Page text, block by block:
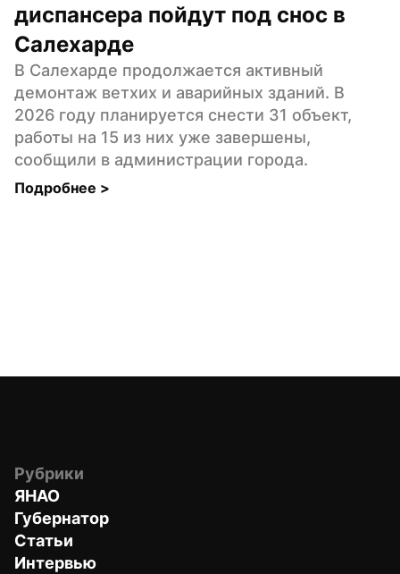
диспансера пойдут под снос в
Салехарде
В Салехарде продолжается активный
демонтаж ветхих и аварийных зданий. В
2026 году планируется снести 31 объект,
работы на 15 из них уже завершены,
сообщили в администрации города.
Подробнее >
Рубрики
ЯНАО
Губернатор
Статьи
Интервью